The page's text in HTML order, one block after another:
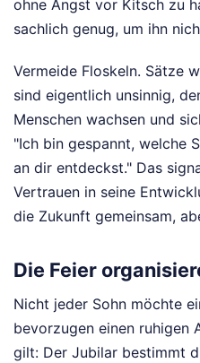
ohne Angst vor Kitsch zu
sachlich genug, um ihn
Vermeide Floskeln. Sätze
sind eigentlich unsinnig,
Menschen wachsen und
"Ich bin gespannt, welche
an dir entdeckst." Das
Vertrauen in seine
die Zukunft gemeinsam,
Die Feier
Nicht jeder Sohn möchte
bevorzugen einen ruhigen
gilt: Der Jubilar bestimmt